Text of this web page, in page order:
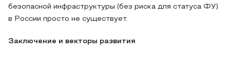
безопасной инфраструктуры (без риска для статуса ФУ)
в России просто не существует.
Заключение и векторы развития